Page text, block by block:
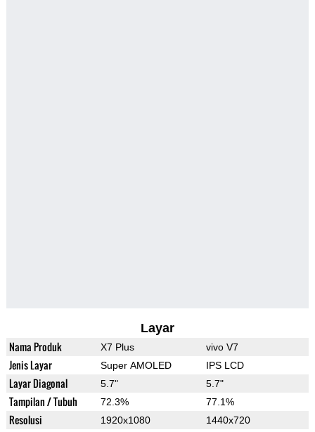
Layar
Nama Produk X7 Plus vivo V7
Jenis Layar Super AMOLED IPS LCD
Layar Diagonal 5.7" 5.7"
Tampilan / Tubuh 72.3% 77.1%
Resolusi 1920x1080 1440x720